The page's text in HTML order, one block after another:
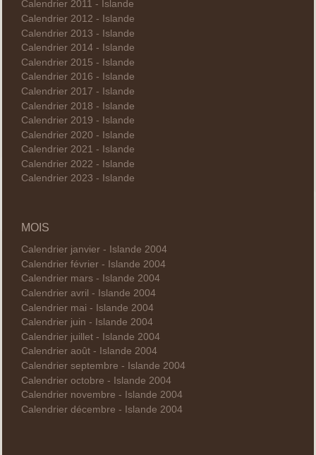
Calendrier 2011 - Islande
Calendrier 2012 - Islande
Calendrier 2013 - Islande
Calendrier 2014 - Islande
Calendrier 2015 - Islande
Calendrier 2016 - Islande
Calendrier 2017 - Islande
Calendrier 2018 - Islande
Calendrier 2019 - Islande
Calendrier 2020 - Islande
Calendrier 2021 - Islande
Calendrier 2022 - Islande
Calendrier 2023 - Islande
MOIS
Calendrier janvier - Islande 2004
Calendrier février - Islande 2004
Calendrier mars - Islande 2004
Calendrier avril - Islande 2004
Calendrier mai - Islande 2004
Calendrier juin - Islande 2004
Calendrier juillet - Islande 2004
Calendrier août - Islande 2004
Calendrier septembre - Islande 2004
Calendrier octobre - Islande 2004
Calendrier novembre - Islande 2004
Calendrier décembre - Islande 2004